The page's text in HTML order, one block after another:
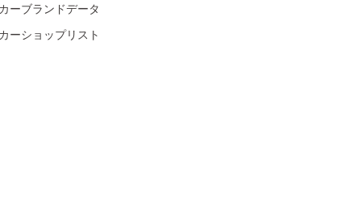
ーブランドデータ
ーショップリスト